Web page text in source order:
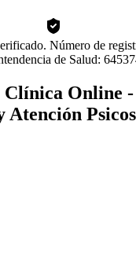
Número de
de Salud:
Clínica Online
Atención